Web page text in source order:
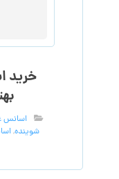
خرید
اسانس
شوینده,